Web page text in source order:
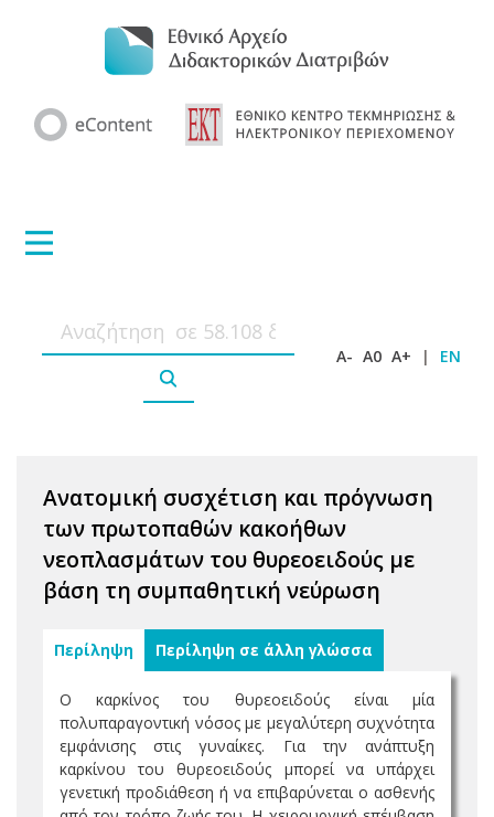
A- A0 A+ | EN
Ανατομική συσχέτιση και πρόγνωση
των πρωτοπαθών κακοήθων
νεοπλασμάτων του θυρεοειδούς με
βάση τη συμπαθητική νεύρωση
Περίληψη Περίληψη σε άλλη γλώσσα
Ο καρκίνος του θυρεοειδούς είναι μία
πολυπαραγοντική νόσος με μεγαλύτερη συχνότητα
εμφάνισης στις γυναίκες. Για την ανάπτυξη
καρκίνου του θυρεοειδούς μπορεί να υπάρχει
γενετική προδιάθεση ή να επιβαρύνεται ο ασθενής